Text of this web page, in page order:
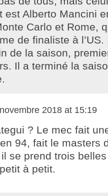
est Alberto Mancini
Carlo et Rome,
de finaliste à
de la saison,
Il a terminé la
2018 at 15:19
? Le mec fait
94, fait le masters
se prend trois
à petit.